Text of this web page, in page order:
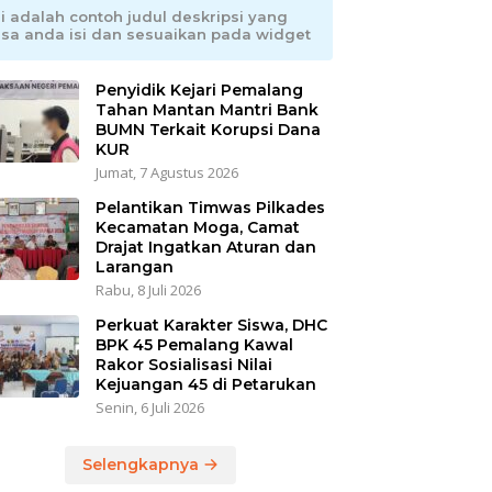
adalah contoh judul deskripsi yang
anda isi dan sesuaikan pada widget
Penyidik Kejari Pemalang
Tahan Mantan Mantri Bank
BUMN Terkait Korupsi Dana
KUR
Jumat, 7 Agustus 2026
Pelantikan Timwas Pilkades
Kecamatan Moga, Camat
Drajat Ingatkan Aturan dan
Larangan
Rabu, 8 Juli 2026
Perkuat Karakter Siswa, DHC
BPK 45 Pemalang Kawal
Rakor Sosialisasi Nilai
Kejuangan 45 di Petarukan
Senin, 6 Juli 2026
Selengkapnya